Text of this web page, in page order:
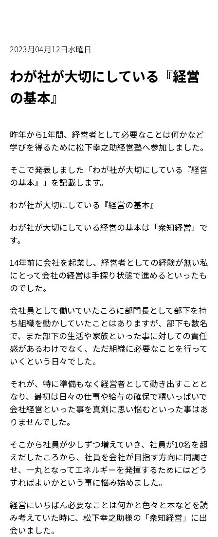
2023月04月12日水曜日
わが社が大切にしている『経営
の基本』
昨年から1年間、経営者として必要なことは何かなど
学びを得るために松下幸之助経営塾へ参加しました。
そこで発表しました「わが社が大切にしている『経営
の基本』」を記載します。
わが社が大切にしている『経営の基本』
わが社が大切にしている経営の基本は「衆知経営」で
す。
14年前に会社を起業し、経営者としての経験が無い私
にとって会社の経営は手探り状態で進めるといったも
のでした。
会社員として働いていたころに部門長として部下を持
ち組織を動かしていたことはありますが、部下も数名
で、また部下の生活や家族といった事に対しての責任
感があるわけでなく、ただ組織に必要なことを行って
いくという日々でした。
それが、特に準備もなく経営者として動き出すことと
なり、最初は日々の仕事や給与の確保で精いっぱいで
会社経営といった事を真剣に思い悩むといった事はあ
りませんでした。
そこから社員が少しずつ増えていき、社員が10名を超
えだしたころから、社員を会社が目指す方向に同調さ
せ、一丸となってエネルギーを発揮するためにはどう
すればよいかという事に悩み始めました。
経営にいちばん必要なことは何かと色々と本などを読
み考えていた時に、松下幸之助様の「衆知経営」に出
会いました。